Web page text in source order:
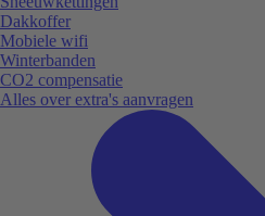
Dakkoffer
Mobiele wifi
Winterbanden
CO2 compensatie
Alles over extra's aanvragen